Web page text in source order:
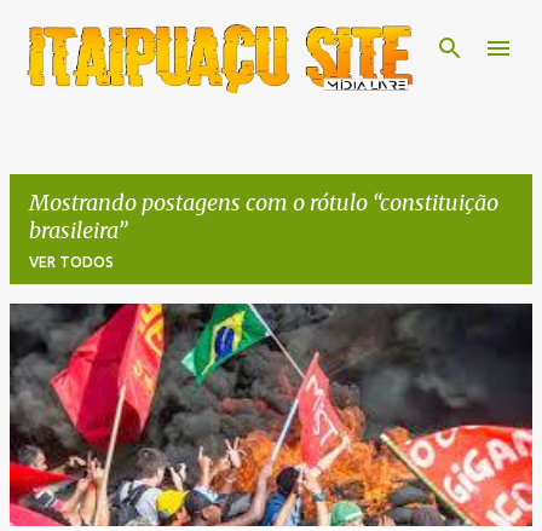
Pular para o conteúdo principal
Mostrando postagens com o rótulo constituição
brasileira
VER TODOS
o
s
t
a
g